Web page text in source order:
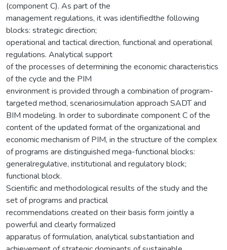
(component C). As part of the
management regulations, it was identifiedthe following
blocks: strategic direction;
operational and tactical direction, functional and operational
regulations. Analytical support
of the processes of determining the economic characteristics
of the cycle and the PIM
environment is provided through a combination of program-
targeted method, scenariosimulation approach SADT and
BIM modeling. In order to subordinate component C of the
content of the updated format of the organizational and
economic mechanism of PIM, in the structure of the complex
of programs are distinguished mega-functional blocks:
generalregulative, institutional and regulatory block;
functional block.
Scientific and methodological results of the study and the
set of programs and practical
recommendations created on their basis form jointly a
powerful and clearly formalized
apparatus of formulation, analytical substantiation and